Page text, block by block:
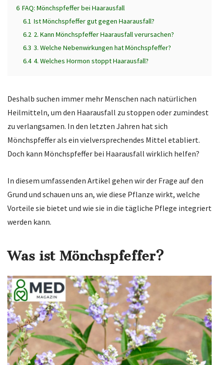
6 FAQ: Mönchspfeffer bei Haarausfall
6.1 Ist Mönchspfeffer gut gegen Haarausfall?
6.2 2. Kann Mönchspfeffer Haarausfall verursachen?
6.3 3. Welche Nebenwirkungen hat Mönchspfeffer?
6.4 4. Welches Hormon stoppt Haarausfall?
Deshalb suchen immer mehr Menschen nach natürlichen
Heilmitteln, um den Haarausfall zu stoppen oder zumindest
zu verlangsamen. In den letzten Jahren hat sich
Mönchspfeffer als ein vielversprechendes Mittel etabliert.
Doch kann Mönchspfeffer bei Haarausfall wirklich helfen?
In diesem umfassenden Artikel gehen wir der Frage auf den
Grund und schauen uns an, wie diese Pflanze wirkt, welche
Vorteile sie bietet und wie sie in die tägliche Pflege integriert
werden kann.
Was ist Mönchspfeffer?